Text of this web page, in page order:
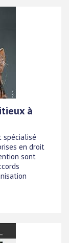
à
spécialisé
en droit
sont